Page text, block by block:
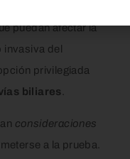
documentado
puedan afectar la
invasiva del
privilegiada
biliares.
consideraciones
a la prueba.